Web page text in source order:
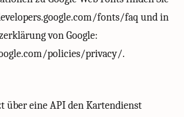
fonts/faq und in
von Google:
policies/privacy/.
über eine API den Kartendienst